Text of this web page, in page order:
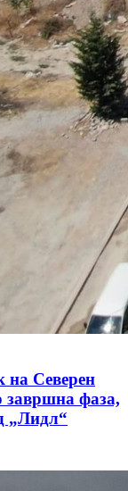
на Северен
завршна фаза,
„Лидл“